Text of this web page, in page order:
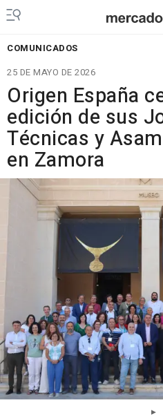
COMUNICADOS
25 DE MAYO DE 2026
Origen España
edición de sus
Técnicas y
en Zamora